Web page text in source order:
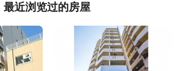
最近浏览过的房屋